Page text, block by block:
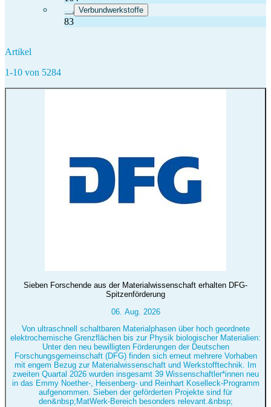
Verbundwerkstoffe
83
Artikel
1-10 von 5284
Sieben Forschende aus der Materialwissenschaft erhalten DFG-
Spitzenförderung
06. Aug. 2026
Von ultraschnell schaltbaren Materialphasen über hoch geordnete
elektrochemische Grenzflächen bis zur Physik biologischer Materialien:
Unter den neu bewilligten Förderungen der Deutschen
Forschungsgemeinschaft (DFG) finden sich erneut mehrere Vorhaben
mit engem Bezug zur Materialwissenschaft und Werkstofftechnik. Im
zweiten Quartal 2026 wurden insgesamt 39 Wissenschaftler*innen neu
in das Emmy Noether-, Heisenberg- und Reinhart Koselleck-Programm
aufgenommen. Sieben der geförderten Projekte sind für
den&nbsp;MatWerk-Bereich besonders relevant.&nbsp;